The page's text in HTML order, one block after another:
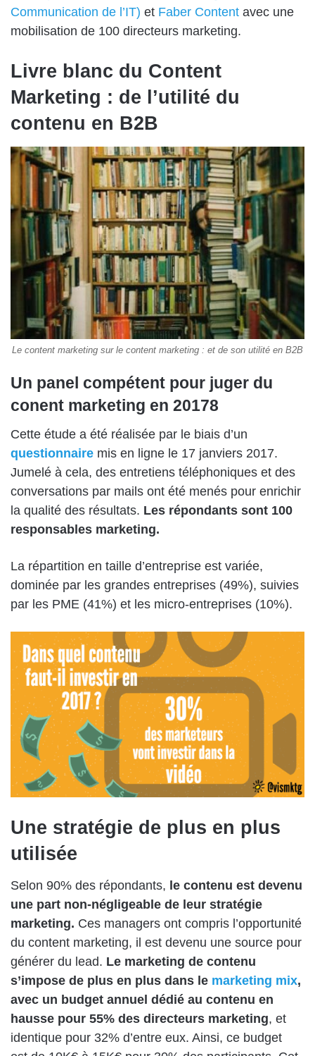
Communication de l’IT) et Faber Content avec une
mobilisation de 100 directeurs marketing.
Livre blanc du Content
Marketing : de l’utilité du
contenu en B2B
Le content marketing sur le content marketing : et de son utilité en B2B
Un panel compétent pour juger du
conent marketing en 20178
Cette étude a été réalisée par le biais d’un
questionnaire mis en ligne le 17 janviers 2017.
Jumelé à cela, des entretiens téléphoniques et des
conversations par mails ont été menés pour enrichir
la qualité des résultats. Les répondants sont 100
responsables marketing.
La répartition en taille d’entreprise est variée,
dominée par les grandes entreprises (49%), suivies
par les PME (41%) et les micro-entreprises (10%).
Une stratégie de plus en plus
utilisée
Selon 90% des répondants, le contenu est devenu
une part non-négligeable de leur stratégie
marketing. Ces managers ont compris l’opportunité
du content marketing, il est devenu une source pour
générer du lead. Le marketing de contenu
s’impose de plus en plus dans le marketing mix,
avec un budget annuel dédié au contenu en
hausse pour 55% des directeurs marketing, et
identique pour 32% d’entre eux. Ainsi, ce budget